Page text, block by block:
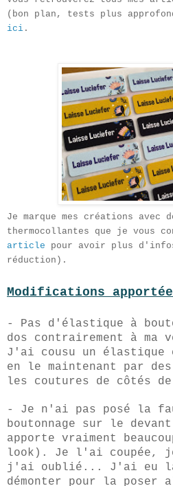
(bon plan, tests plus
ici .
Je marque mes créations avec
thermocollantes que je vous
article pour avoir plus
réduction).
Modifications
- Pas d'élastique à
dos contrairement à ma
J'ai cousu un élastique
en le maintenant par
les coutures de côtés
- Je n'ai pas posé la
boutonnage sur le
apporte vraiment
look). Je l'ai coupée,
j'ai oublié... J'ai eu la
démonter pour la